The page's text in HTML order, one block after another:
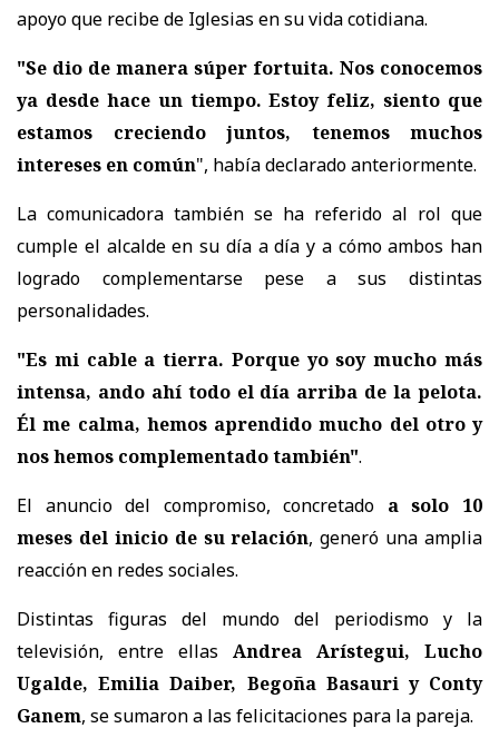
apoyo que recibe de Iglesias en su vida cotidiana.
"Se dio de manera súper fortuita. Nos conocemos
ya desde hace un tiempo. Estoy feliz, siento que
estamos creciendo juntos, tenemos muchos
intereses en común", había declarado anteriormente.
La comunicadora también se ha referido al rol que
cumple el alcalde en su día a día y a cómo ambos han
logrado complementarse pese a sus distintas
personalidades.
"Es mi cable a tierra. Porque yo soy mucho más
intensa, ando ahí todo el día arriba de la pelota.
Él me calma, hemos aprendido mucho del otro y
nos hemos complementado también".
El anuncio del compromiso, concretado a solo 10
meses del inicio de su relación, generó una amplia
reacción en redes sociales.
Distintas figuras del mundo del periodismo y la
televisión, entre ellas Andrea Arístegui, Lucho
Ugalde, Emilia Daiber, Begoña Basauri y Conty
Ganem, se sumaron a las felicitaciones para la pareja.